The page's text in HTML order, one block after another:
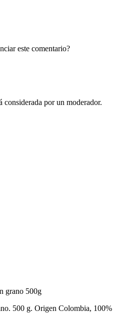
este comentario?
considerada por un moderador.
grano 500g
500 g. Origen Colombia, 100%